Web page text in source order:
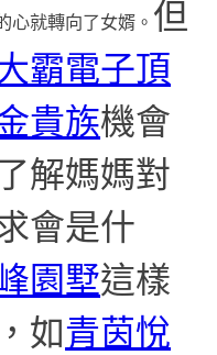
心就轉向了女婿。 但
霸電子頂
貴族機會
解媽媽對
會是什
園墅這樣
如青茵悅